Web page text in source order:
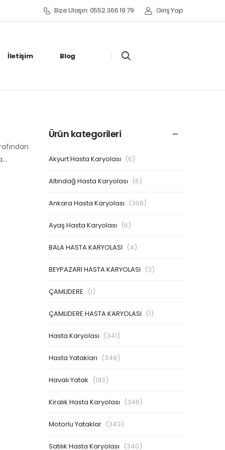
Bize Ulaşın: 0552 366 19 79 Giriş Yap
İletişim Blog
Ürün kategorileri
Akyurt Hasta Karyolası (6)
Altındağ Hasta Karyolası (6)
Ankara Hasta Karyolası (306)
Ayaş Hasta Karyolası (6)
BALA HASTA KARYOLASI (4)
BEYPAZARI HASTA KARYOLASI (3)
ÇAMLIDERE (1)
ÇAMLIDERE HASTA KARYOLASI (1)
Hasta Karyolası (341)
Hasta Yatakları (349)
Havalı Yatak (193)
Kiralık Hasta Karyolası (340)
Motorlu Yataklar (343)
Satılık Hasta Karyolası (340)